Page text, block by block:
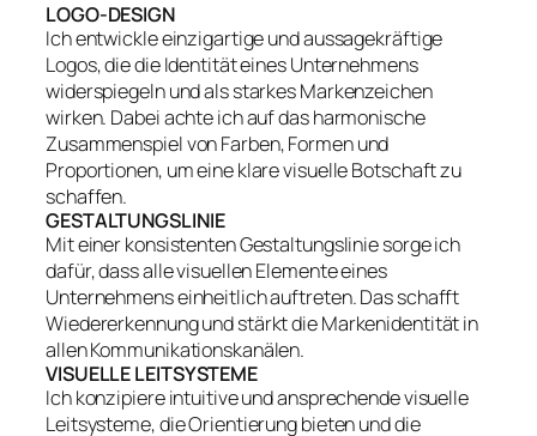
LOGO-DESIGN
Ich entwickle einzigartige und aussagekräftige
Logos, die die Identität eines Unternehmens
widerspiegeln und als starkes Markenzeichen
wirken. Dabei achte ich auf das harmonische
Zusammenspiel von Farben, Formen und
Proportionen, um eine klare visuelle Botschaft zu
schaffen.
GESTALTUNGSLINIE
Mit einer konsistenten Gestaltungslinie sorge ich
dafür, dass alle visuellen Elemente eines
Unternehmens einheitlich auftreten. Das schafft
Wiedererkennung und stärkt die Markenidentität in
allen Kommunikationskanälen.
VISUELLE LEITSYSTEME
Ich konzipiere intuitive und ansprechende visuelle
Leitsysteme, die Orientierung bieten und die